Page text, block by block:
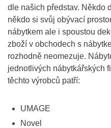
dle našich představ. Někdo
někdo si svůj obývací
nábytkem ale i spoustou
zboží v obchodech s
rozhodně neomezuje.
jednotlivých nábytkářských
těchto výrobců patří:
UMAGE
Novel